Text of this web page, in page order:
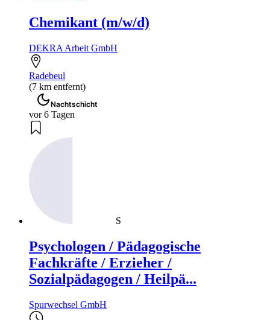
Chemikant (m/w/d)
DEKRA Arbeit GmbH
Radebeul
(7 km entfernt)
Nachtschicht
vor 6 Tagen
S
Psychologen / Pädagogische
Fachkräfte / Erzieher /
Sozialpädagogen / Heilpä...
Spurwechsel GmbH